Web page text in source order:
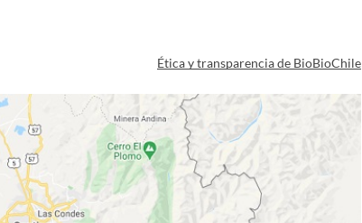
Ética y transparencia de BioBioChile